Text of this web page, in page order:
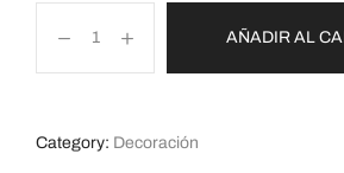
AÑADIR AL
Category: Decoración